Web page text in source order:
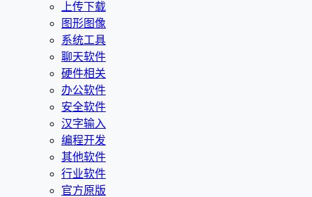
上传下载
图形图像
系统工具
聊天软件
硬件相关
办公软件
安全软件
汉字输入
编程开发
其他软件
行业软件
官方原版